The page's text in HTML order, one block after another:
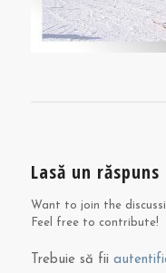
Lasă un răspuns
Want to join the
Feel free to contribute!
Trebuie să fii